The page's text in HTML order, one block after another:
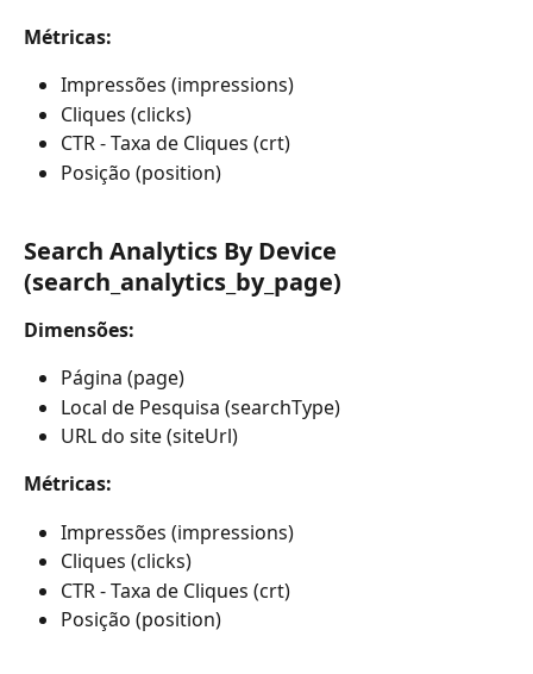
Métricas:
Impressões (impressions)
Cliques (clicks)
CTR - Taxa de Cliques (crt)
Posição (position)
Search Analytics By Device
(search_analytics_by_page)
Dimensões:
Página (page)
Local de Pesquisa (searchType)
URL do site (siteUrl)
Métricas:
Impressões (impressions)
Cliques (clicks)
CTR - Taxa de Cliques (crt)
Posição (position)